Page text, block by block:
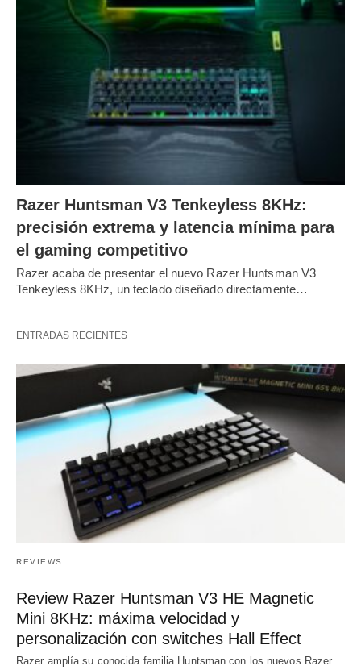
Razer Huntsman V3 Tenkeyless 8KHz:
precisión extrema y latencia mínima para
el gaming competitivo
Razer acaba de presentar el nuevo Razer Huntsman V3
Tenkeyless 8KHz, un teclado diseñado directamente…
ENTRADAS RECIENTES
REVIEWS
Review Razer Huntsman V3 HE Magnetic
Mini 8KHz: máxima velocidad y
personalización con switches Hall Effect
Razer amplía su conocida familia Huntsman con los nuevos Razer